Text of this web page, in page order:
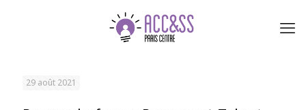
29 août 2021